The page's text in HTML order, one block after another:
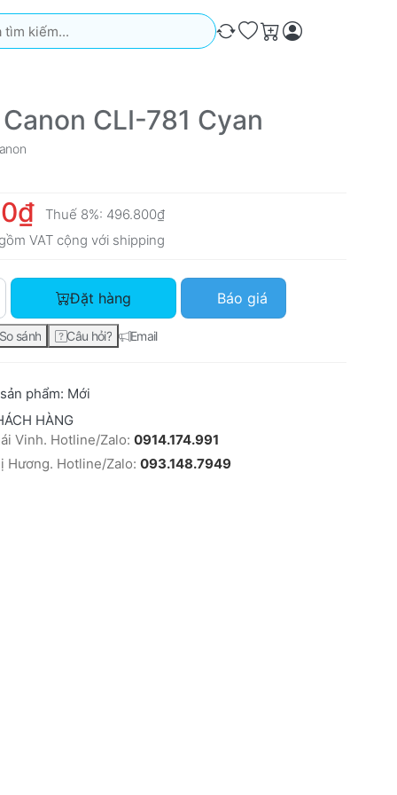
Kết quả sẽ tự động xuất hiện khi bạn nhập. Nhấn phím
So sánh
Ưa thích
Giỏ hàng
CLI-781 Cyan
Thuế 8%: 496.800₫
VAT cộng với shipping
Mực in Canon CLI-781 Cyan với giá 460.000₫, số lượng 1.
Đặt hàng Báo giá
So sánh Câu hỏi? Email
phẩm: Mới
HÀNG
Vinh. Hotline/Zalo: 0914.174.991
Hương. Hotline/Zalo: 093.148.7949